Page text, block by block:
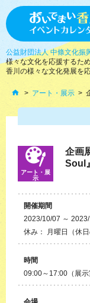
公益財団法人 中條文化振
様々な文化を応援するた
香川の様々な文化発展を応
アート・展示
アート・展
示
企画
Soul
開催期間
2023/10/07 ～
休み： 月曜日（休日
時間
09:00～17:00（展示